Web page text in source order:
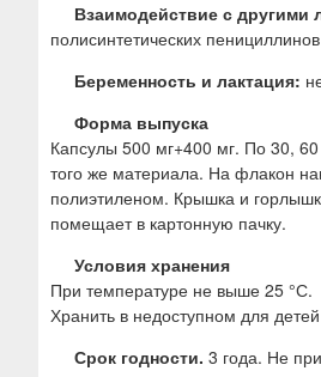
Взаимодействие с другими
полисинтетических
Беременность и лактация:
Форма выпуска
Капсулы 500 мг+400 мг. По 30,
того же материала. На флакон
полиэтиленом. Крышка и
помещает в картонную пачку.
Условия хранения
При температуре не выше 25 °С.
Хранить в недоступном для
Срок годности. 3 года. Не